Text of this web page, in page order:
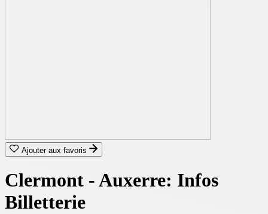
Ajouter aux favoris
Clermont - Auxerre: Infos
Billetterie